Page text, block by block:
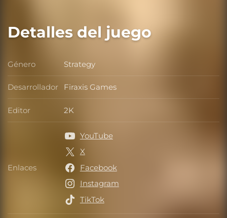
Detalles del juego
Género Género
Strategy
Desarrollador Desarrollador
Firaxis Games
Editor Editor
2K
Enlaces Enlaces
YouTube
X
Facebook
Instagram
TikTok